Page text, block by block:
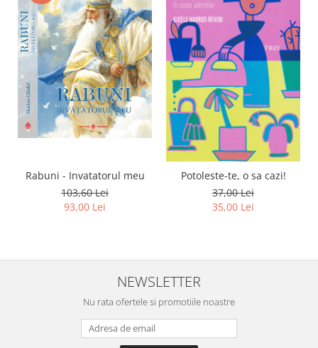
Rabuni - Invatatorul meu
103,60 Lei
93,00 Lei
Potoleste-te, o sa cazi!
37,00 Lei
35,00 Lei
NEWSLETTER
Nu rata ofertele si promotiile noastre